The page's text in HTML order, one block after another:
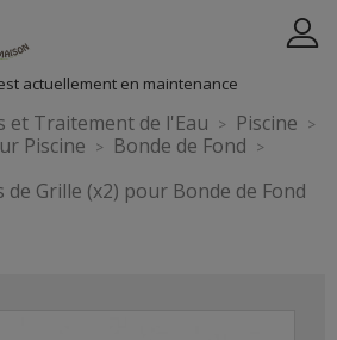
et Traitement de l'Eau
Piscine
Piscine
Bonde de Fond
de Grille (x2) pour Bonde de Fond